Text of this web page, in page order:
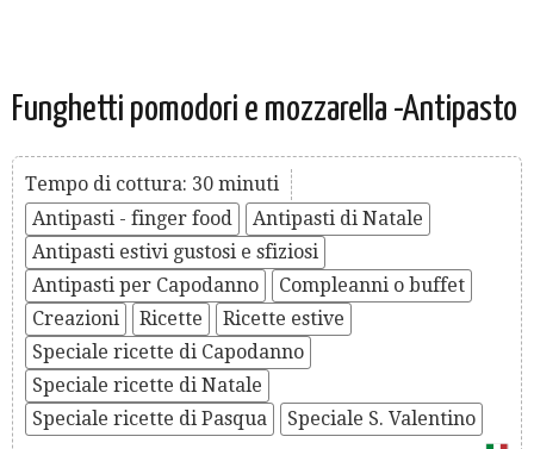
Funghetti pomodori e mozzarella -Antipasto
Tempo di cottura: 30 minuti
Antipasti - finger food
Antipasti di Natale
Antipasti estivi gustosi e sfiziosi
Antipasti per Capodanno
Compleanni o buffet
Creazioni
Ricette
Ricette estive
Speciale ricette di Capodanno
Speciale ricette di Natale
Speciale ricette di Pasqua
Speciale S. Valentino